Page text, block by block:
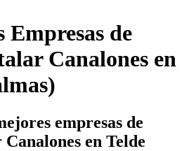
Empresas de
Canalones en
)
empresas de
en Telde